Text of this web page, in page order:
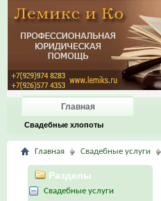
Главная
Свадебные хлопоты
Главная Свадебные услуги
Разделы
Свадебные услуги